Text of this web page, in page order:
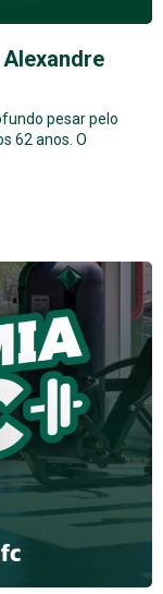
pesar pelo
62 anos. O